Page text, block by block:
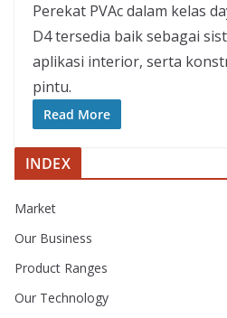
Perekat PVAc dalam kelas
D4 tersedia baik sebagai
aplikasi interior, serta
pintu.
Read More
INDEX
Market
Our Business
Product Ranges
Our Technology